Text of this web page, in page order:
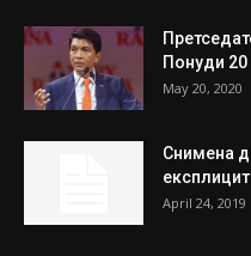
Понуди
May 20, 2020
Снимена
April 24, 2019